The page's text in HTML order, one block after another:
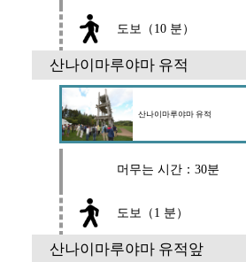
도보（10 분）
산나이마루야마 유적
산나이마루야마 유적
머무는 시간：30분
도보（1 분）
산나이마루야마 유적앞